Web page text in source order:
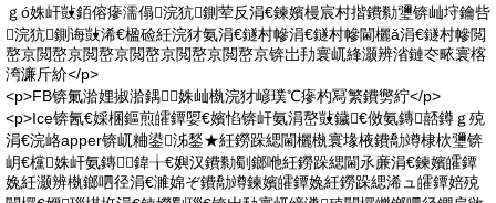
ｇó姝屽敱銆傛瘮濡傝浣犺鍘荤反涓€鍊嬪槾宸村揩鐨勬瓕锛屾垨鑰呰
浣犺鍘诲敱浠€楹硷紝浣犲氨涓€鐩村幓涓€鐩村幓閫欐ǎ涓€鐩村幓閲
嶅京閲嶅京閲嶅京閲嶅京閲嶅京閲嶅京锛岀劧寰屼綘灏辨渻鏈冭畩寰楁
洿濂斤紒</p>
<p>FB锛氭湁娌掓湁鍝姝屾槸浣犲嵃璞℃瘮杓冩繁鐨勶紵</p>
<p>Ice锛氥€婇棞鏂煎皬鐔娿€嬪惂锛屽氨涓嶅敱鐬€傚氨鏄嚭鐏ｇ殑
涓€浣峈apper锛屼粬鍙泲鍫★紝鐒跺緦閫欐槸寰堟棭鐨勪竴棣栨瓕锛
岄€欓姝屽氨鏄鍏╁€嬩汉鐨勬劅鎯咃紝鐒跺緦閫氶亷涓€鍊嬪皬鐔
婏紝灏辨槸鎯呬径涓€濉婂ぞ鐨勪竴鍊嬪皬鐔婏紝鐒跺緦浠ュ皬鐔婄殑